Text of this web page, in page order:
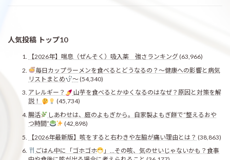
人気投稿 トップ10
【2026年】喘息（ぜんそく）吸入薬 強さランキング(63,966)
毎日カップラーメンを食べるとどうなるの？〜健康への影響と病気
リストまとめ
〜(54,340)
アレルギー？
山芋を食べるとかゆくなるのはなぜ？原因と対策を解
説！
(45,734)
腸活
しあわせは、庭のよもぎから。自家製よもぎ餅で“整えるおや
つ時間”
(42,898)
【2026年最新版】咳をすると右わきや左脇が痛い理由とは？ (38,863)
ごはん中に「ゴホゴホ
」…その咳、気のせいじゃないかも？食事